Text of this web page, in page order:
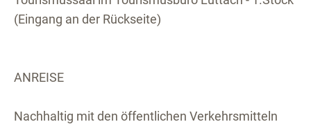
(Eingang an der Rückseite)
ANREISE
Nachhaltig mit den öffentlichen Verkehrsmitteln